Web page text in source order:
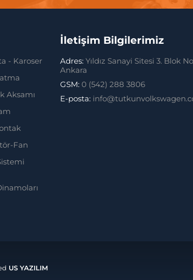
- Karoser
Aksamı
Fan
İletişim Bilgilerimiz
Adres: Yıldız Sanayi Sitesi 3. Blok
Ankara
GSM: 0 (542) 288 3806
E-posta:
US YAZILIM